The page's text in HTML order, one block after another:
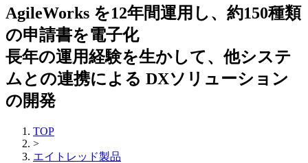
AgileWorks を12年間運用し、約150種類
の申請書を電子化
長年の運用経験を生かして、他システ
ムとの連携による DXソリューション
の開発
TOP
>
エイトレッド製品